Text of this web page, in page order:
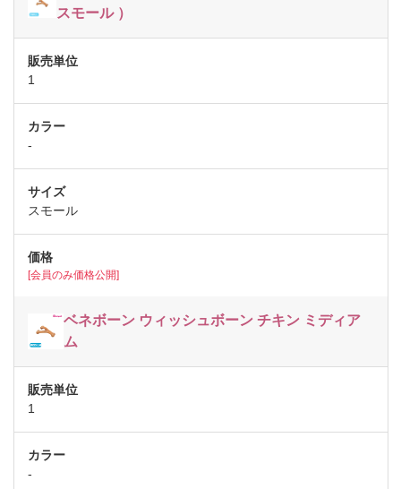
スモール ）
1
-
スモール
[会員のみ価格公開]
ベネボーン ウィッシュボーン チキン ミディア
ム
1
-